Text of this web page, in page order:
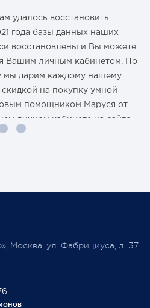
удалось восстановить
года базы данных наших
восстановлены и Вы можете
Вашим личным кабинетом. По
мы дарим каждому нашему
на покупку умной
помощником Маруся от
личном кабинете на сайте
Москва, ул. Фабрициуса, д. 37